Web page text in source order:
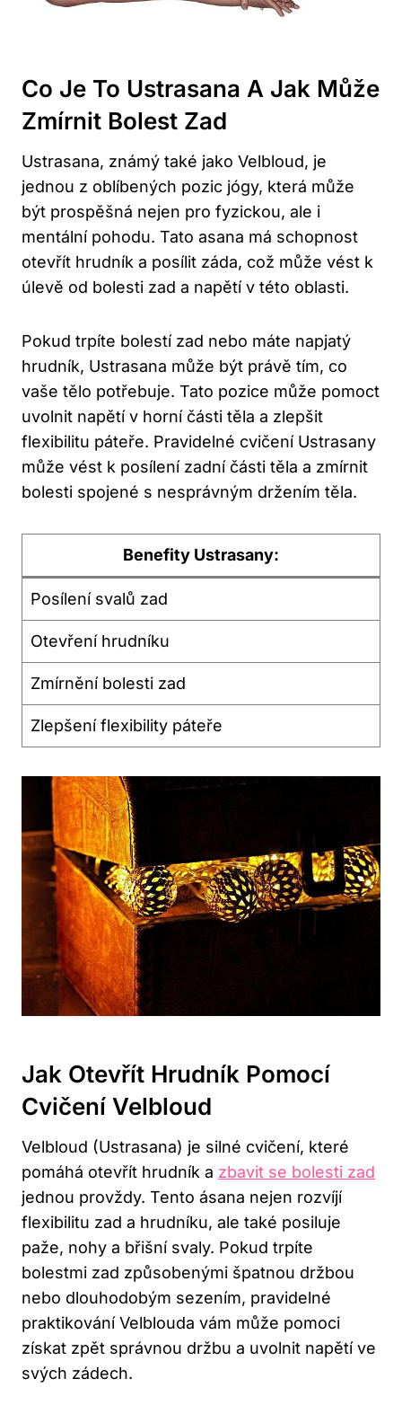
Co⁤ Je To Ustrasana A⁢ Jak Může
Zmírnit Bolest Zad
Ustrasana, známý také jako Velbloud, je
jednou z oblíbených pozic jógy, která může
být prospěšná ​nejen pro⁣ fyzickou, ale i
mentální pohodu. Tato asana má schopnost
otevřít hrudník a posílit záda,⁢ což může vést ⁢k
⁣úlevě od bolesti zad ‌a napětí v této oblasti.
Pokud trpíte bolestí zad nebo máte napjatý
hrudník, ⁣Ustrasana může být právě tím, co
vaše tělo potřebuje. Tato pozice může ‌pomoct
uvolnit napětí v horní části těla a zlepšit‍
flexibilitu páteře. Pravidelné cvičení Ustrasany
může vést k posílení ​zadní části​ těla a zmírnit
bolesti spojené s nesprávným držením těla.
Benefity Ustrasany:
Posílení svalů zad
Otevření ​hrudníku
Zmírnění bolesti zad
Zlepšení⁤ flexibility páteře
Jak ⁤otevřít Hrudník Pomocí⁢
Cvičení Velbloud
Velbloud⁢ (Ustrasana) je silné cvičení, které
⁢pomáhá otevřít hrudník a zbavit se bolesti zad
jednou provždy. Tento ásana nejen rozvíjí
flexibilitu zad a hrudníku, ale také posiluje
paže, nohy a břišní svaly. Pokud ⁢trpíte
bolestmi zad způsobenými špatnou ⁢držbou
nebo dlouhodobým sezením, ⁣pravidelné⁤
praktikování Velblouda vám může pomoci‌
získat zpět správnou držbu a uvolnit napětí ve
svých zádech.